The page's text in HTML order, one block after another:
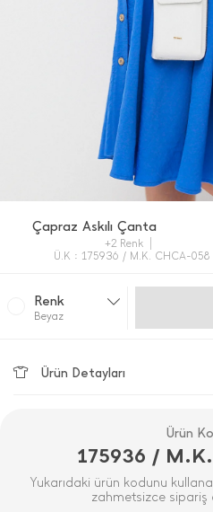
Çapraz Askılı Çanta
+2 Renk
Ü.K : 175936 / M.K. CHCA-058
Renk
Beyaz
Ürün Detayları
Ürün
175936 /
Yukarıdaki ürün kodunu
zahmetsizce sipariş